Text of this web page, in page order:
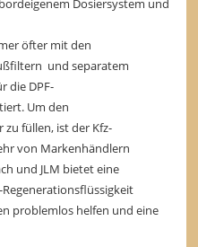
Dosiersystem und
öfter mit den
und separatem
die DPF-
Um den
füllen, ist der Kfz-
von Markenhändlern
und JLM bietet eine
Regenerationsflüssigkeit
problemlos helfen und eine